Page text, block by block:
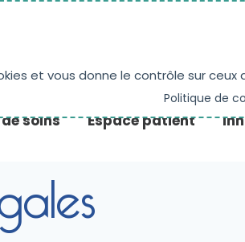
soins Espace patient
et vous donne le contrôle sur ceux
Politique de